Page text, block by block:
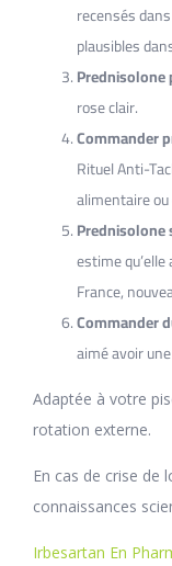
recensés
plausibles
rose clair.
Commander
Rituel Anti-
alimentaire
Prednisolone
estime
France,
Commander
aimé avoir
Adaptée à votre
rotation externe.
En cas de crise de
connaissances
Irbesartan En